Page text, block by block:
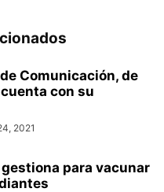
Comunicación, de
cuenta con su
2021
gestiona para vacunar